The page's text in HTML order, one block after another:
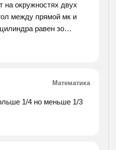
на окружностях двух
между прямой мк и
равен зо
осевого сечения
Математика
1/4 но меньше 1/3